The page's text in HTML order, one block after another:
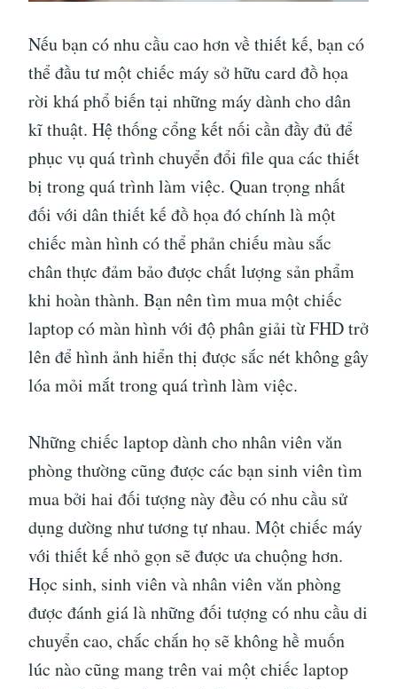
Nếu bạn có nhu cầu cao hơn về thiết kế, bạn có
thể đầu tư một chiếc máy sở hữu card đồ họa
rời khá phổ biến tại những máy dành cho dân
kĩ thuật. Hệ thống cổng kết nối cần đầy đủ để
phục vụ quá trình chuyển đổi file qua các thiết
bị trong quá trình làm việc. Quan trọng nhất
đối với dân thiết kế đồ họa đó chính là một
chiếc màn hình có thể phản chiếu màu sắc
chân thực đảm bảo được chất lượng sản phẩm
khi hoàn thành. Bạn nên tìm mua một chiếc
laptop có màn hình với độ phân giải từ FHD trở
lên để hình ảnh hiển thị được sắc nét không gây
lóa mỏi mắt trong quá trình làm việc.
Những chiếc laptop dành cho nhân viên văn
phòng thường cũng được các bạn sinh viên tìm
mua bởi hai đối tượng này đều có nhu cầu sử
dụng dường như tương tự nhau. Một chiếc máy
với thiết kế nhỏ gọn sẽ được ưa chuộng hơn.
Học sinh, sinh viên và nhân viên văn phòng
được đánh giá là những đối tượng có nhu cầu di
chuyển cao, chắc chắn họ sẽ không hề muốn
lúc nào cũng mang trên vai một chiếc laptop